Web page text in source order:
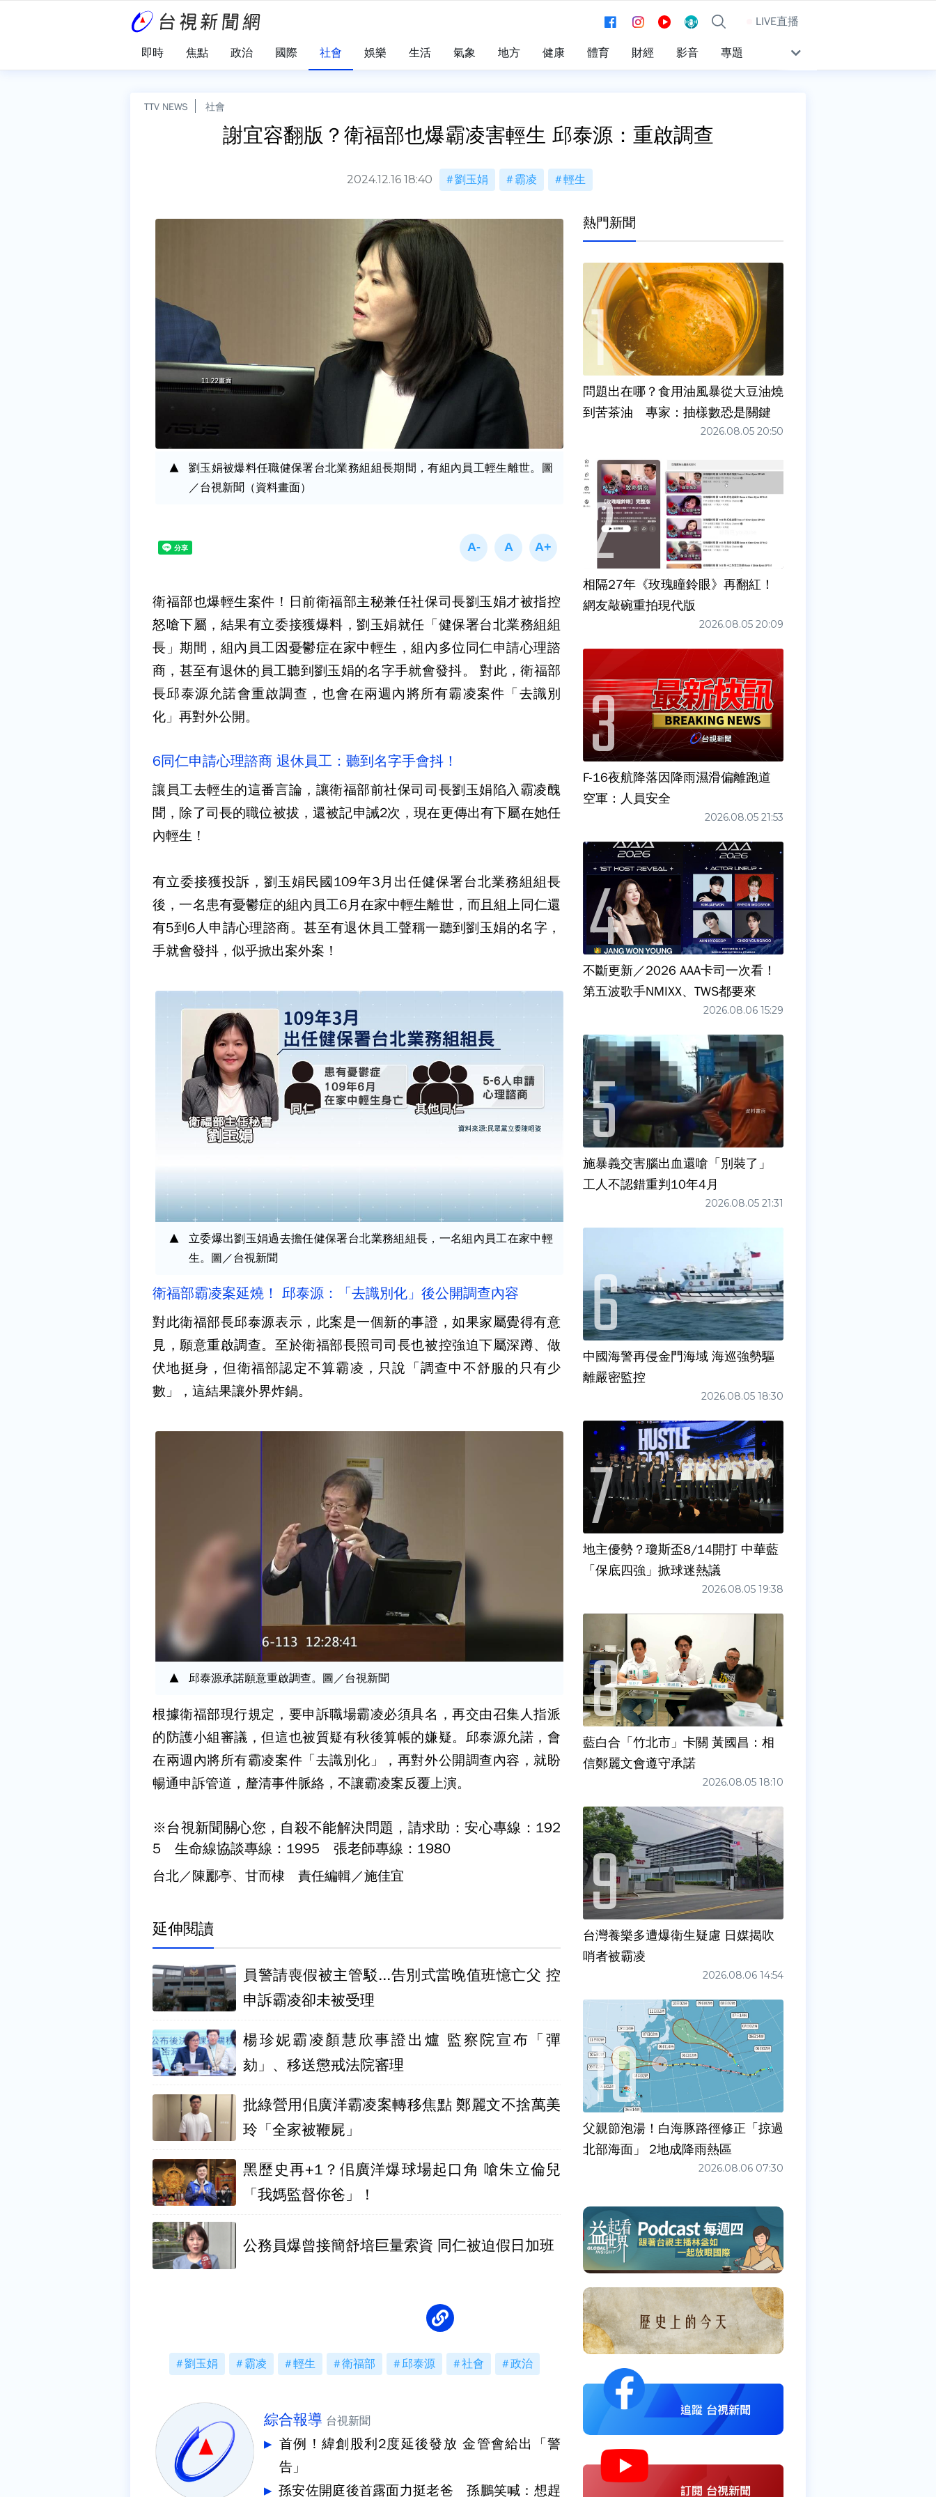
LIVE直播
即時 焦點 政治 國際 社會 娛樂 生活 氣象 地方 健康 體育 財經 影音 專題
TTV NEWS 社會
謝宜容翻版？衛福部也爆霸凌害輕生 邱泰源：重啟調查
2024.12.16 18:40 劉玉娟 霸凌 輕生
劉玉娟被爆料任職健保署台北業務組組長期間，有組內員工輕生離世。圖
／台視新聞（資料畫面）
衛福部也爆輕生案件！日前衛福部主秘兼任社保司長劉玉娟才被指控
怒嗆下屬，結果有立委接獲爆料，劉玉娟就任「健保署台北業務組組
長」期間，組內員工因憂鬱症在家中輕生，組內多位同仁申請心理諮
商，甚至有退休的員工聽到劉玉娟的名字手就會發抖。 對此，衛福部
長邱泰源允諾會重啟調查，也會在兩週內將所有霸凌案件「去識別
化」再對外公開。
6同仁申請心理諮商 退休員工：聽到名字手會抖！
讓員工去輕生的這番言論，讓衛福部前社保司司長劉玉娟陷入霸凌醜
聞，除了司長的職位被拔，還被記申誡2次，現在更傳出有下屬在她任
內輕生！
有立委接獲投訴，劉玉娟民國109年3月出任健保署台北業務組組長
後，一名患有憂鬱症的組內員工6月在家中輕生離世，而且組上同仁還
有5到6人申請心理諮商。甚至有退休員工聲稱一聽到劉玉娟的名字，
手就會發抖，似乎掀出案外案！
立委爆出劉玉娟過去擔任健保署台北業務組組長，一名組內員工在家中輕
生。圖／台視新聞
衛福部霸凌案延燒！ 邱泰源：「去識別化」後公開調查內容
對此衛福部長邱泰源表示，此案是一個新的事證，如果家屬覺得有意
見，願意重啟調查。至於衛福部長照司司長也被控強迫下屬深蹲、做
伏地挺身，但衛福部認定不算霸凌，只說「調查中不舒服的只有少
數」，這結果讓外界炸鍋。
邱泰源承諾願意重啟調查。圖／台視新聞
根據衛福部現行規定，要申訴職場霸凌必須具名，再交由召集人指派
的防護小組審議，但這也被質疑有秋後算帳的嫌疑。邱泰源允諾，會
在兩週內將所有霸凌案件「去識別化」，再對外公開調查內容，就盼
暢通申訴管道，釐清事件脈絡，不讓霸凌案反覆上演。
※台視新聞關心您，自殺不能解決問題，請求助：安心專線：192
5 生命線協談專線：1995 張老師專線：1980
台北／陳酈亭、甘而棣 責任編輯／施佳宜
延伸閱讀
員警請喪假被主管駁...告別式當晚值班憶亡父 控
申訴霸凌卻未被受理
楊珍妮霸凌顏慧欣事證出爐 監察院宣布「彈
劾」、移送懲戒法院審理
批綠營用佀廣洋霸凌案轉移焦點 鄭麗文不捨萬美
玲「全家被鞭屍」
黑歷史再+1？佀廣洋爆球場起口角 嗆朱立倫兒
「我媽監督你爸」！
公務員爆曾接簡舒培巨量索資 同仁被迫假日加班
劉玉娟 霸凌 輕生 衛福部 邱泰源 社會 政治
綜合報導 台視新聞
首例！緯創股利2度延後發放 金管會給出「警
告」
孫安佐開庭後首露面力挺老爸 孫鵬笑喊：想趕
熱門新聞
問題出在哪？食用油風暴從大豆油燒
到苦茶油 專家：抽樣數恐是關鍵
2026.08.05 20:50
相隔27年《玫瑰瞳鈴眼》再翻紅！
網友敲碗重拍現代版
2026.08.05 20:09
F-16夜航降落因降雨濕滑偏離跑道
空軍：人員安全
2026.08.05 21:53
不斷更新／2026 AAA卡司一次看！
第五波歌手NMIXX、TWS都要來
2026.08.06 15:29
施暴義交害腦出血還嗆「別裝了」
工人不認錯重判10年4月
2026.08.05 21:31
中國海警再侵金門海域 海巡強勢驅
離嚴密監控
2026.08.05 18:30
地主優勢？瓊斯盃8/14開打 中華藍
「保底四強」掀球迷熱議
2026.08.05 19:38
藍白合「竹北市」卡關 黃國昌：相
信鄭麗文會遵守承諾
2026.08.05 18:10
台灣養樂多遭爆衛生疑慮 日媒揭吹
哨者被霸凌
2026.08.06 14:54
父親節泡湯！白海豚路徑修正「掠過
北部海面」 2地成降雨熱區
2026.08.06 07:30